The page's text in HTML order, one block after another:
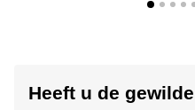
Heeft u de